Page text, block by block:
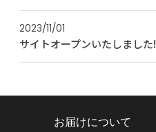
2023/11/01
サイトオープンいたしました!
お届けについて